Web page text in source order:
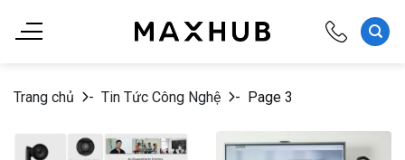
đến
Trang chủ
- Tin Tức Công Nghệ - Page 3